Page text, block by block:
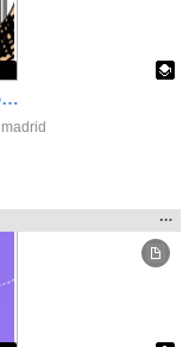
Erasmus+ KA121 | Job Shadowing | Liceo Vittoria Colonna, Rome 2025 | Poster 1
la
…